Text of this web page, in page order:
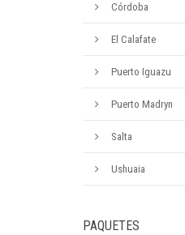
Córdoba
El Calafate
Puerto Iguazu
Puerto Madryn
Salta
Ushuaia
PAQUETES